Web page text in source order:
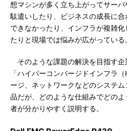
想マシンが多く立ち上がってサー
駄遣いしたり、ビジネスの成長に
できなかったり、インフラが複雑
たりと現場では悩みが広がっている
そのような課題の解決を目指す企
「ハイパーコンバージドインフラ
ージ、ネットワークなどのシステ
品だが、どのような仕組みでどの
者が分かりやすく説明する。